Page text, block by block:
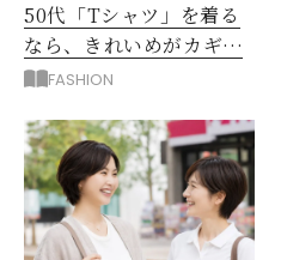
50代「Tシャツ」を着る
なら、きれいめがカギ！
部屋着に見えないコツ
FASHION